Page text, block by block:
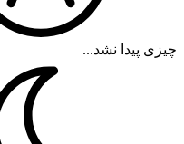
چیزی پیدا نشد...